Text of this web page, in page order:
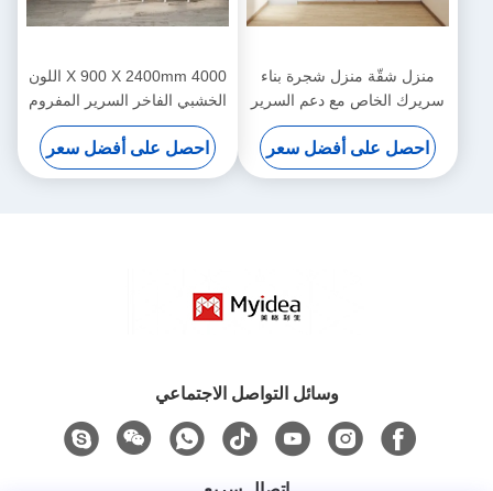
منزل شقّة منزل شجرة بناء
سريرك الخاص مع دعم السرير
المنزلق تخصيص
احصل على أفضل سعر
4000 X 900 X 2400mm اللون
الخشبي الفاخر السرير المفروم
للاستضافة للشباب دعم تخصيص
احصل على أفضل سعر
وسائل التواصل الاجتماعي